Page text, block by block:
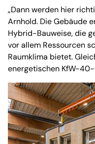
„Dann werden hier
Arnhold. Die Gebäude
Hybrid-Bauweise, die
vor allem Ressourcen
Raumklima bietet.
energetischen KfW-